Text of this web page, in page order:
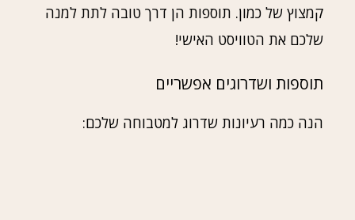
קמצוץ של כמון. תוספות הן דרך טובה לתת למנה
שלכם את הטוויסט האישי!
תוספות ושדרוגים אפשריים
הנה כמה רעיונות שדרוג למטבוחה שלכם: